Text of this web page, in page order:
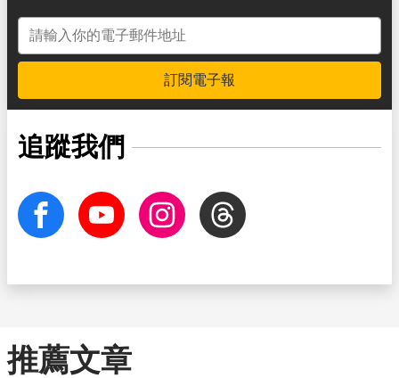
電子郵件地址
訂閱電子報
追蹤我們
facebook Youtube InstagramThreads
推薦文章